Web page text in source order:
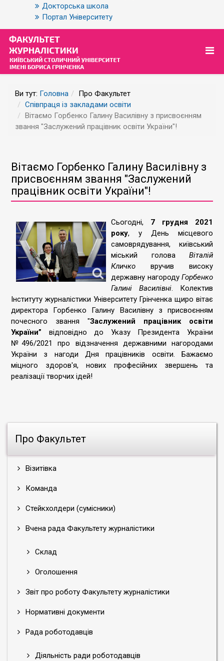
Докторська школа
Портал Університету
Ви тут: Головна
Про Факультет
Співпраця із закладами освіти
Вітаємо Горбенко Галину Василівну з присвоєнням
звання "Заслужений працівник освіти України"!
Про Факультет
Візитівка
Команда
Стейкхолдери (сумісники)
Вчена рада Факультету журналістики
Склад
Оголошення
Звіт про роботу Факультету журналістики
Нормативні документи
Рада роботодавців
Діяльність ради роботодавців
Вітаємо Горбенко Галину Василівну з
присвоєнням звання "Заслужений
працівник освіти України"!
Сьогодні, 7 грудня 2021
року, у День місцевого
самоврядування, київський
міський голова Віталій
Кличко вручив високу
державну нагородуГорбенко
Галині Василівні. Колектив
Інституту журналістики Університету Грінченка щиро вітає
директора Горбенко Галину Василівну з присвоєнням
почесного звання "Заслужений працівник освіти
України” відповідно до Указу Президента України
№496/2021 про відзначення державними нагородами
України з нагоди Дня працівників освіти. Бажаємо
міцного здоров'я, нових професійних звершень та
реалізації творчих ідей!